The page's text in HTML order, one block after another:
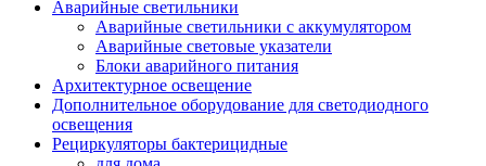
Аварийные светильники
Аварийные светильники с аккумулятором
Аварийные световые указатели
Блоки аварийного питания
Архитектурное освещение
Дополнительное оборудование для светодиодного
освещения
Рециркуляторы бактерицидные